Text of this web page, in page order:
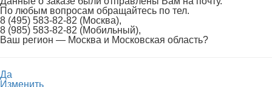
По любым вопросам обращайтесь по тел.
8 (495) 583-82-82 (Москва),
8 (985) 583-82-82 (Мобильный),
Ваш регион — Москва и Московская область?
Да
Изменить